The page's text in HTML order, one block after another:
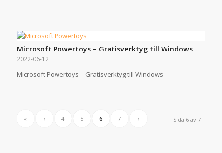
Microsoft Powertoys – Gratisverktyg till Windows
2022-06-12
Microsoft Powertoys – Gratisverktyg till Windows
Sida 6 av 7
« ‹ 4 5 6 7 ›